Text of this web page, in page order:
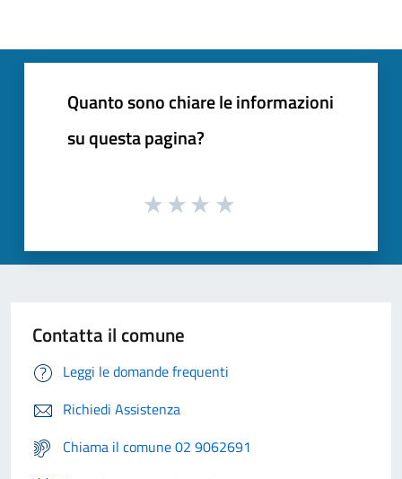
Quanto sono chiare le informazioni
su questa pagina?
Contatta il comune
Leggi le domande frequenti
Richiedi Assistenza
Chiama il comune 02 9062691